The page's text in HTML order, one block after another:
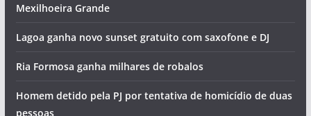
Mexilhoeira Grande
Lagoa ganha novo sunset gratuito com saxofone e DJ
Ria Formosa ganha milhares de robalos
Homem detido pela PJ por tentativa de homicídio de duas
pessoas